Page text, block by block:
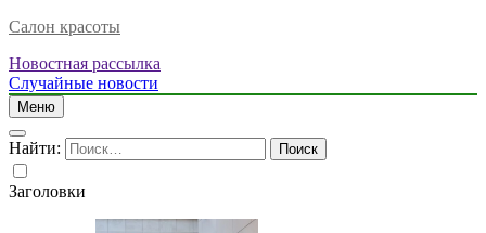
Салон красоты
Новостная рассылка
Случайные новости
Меню
Найти:
Заголовки